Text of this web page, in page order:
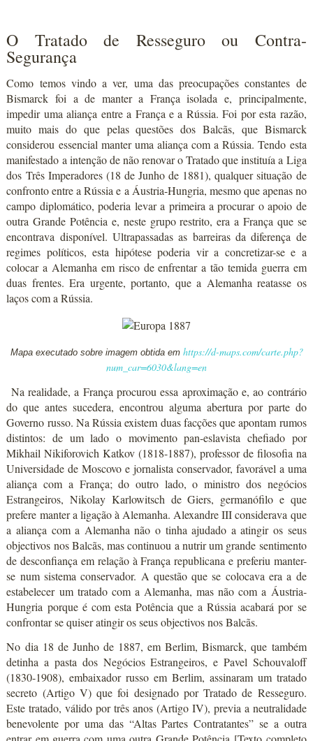
O Tratado de Resseguro ou Contra-
Segurança
Como temos vindo a ver, uma das preocupações constantes de
Bismarck foi a de manter a França isolada e, principalmente,
impedir uma aliança entre a França e a Rússia. Foi por esta razão,
muito mais do que pelas questões dos Balcãs, que Bismarck
considerou essencial manter uma aliança com a Rússia. Tendo esta
manifestado a intenção de não renovar o Tratado que instituía a Liga
dos Três Imperadores (18 de Junho de 1881), qualquer situação de
confronto entre a Rússia e a Áustria-Hungria, mesmo que apenas no
campo diplomático, poderia levar a primeira a procurar o apoio de
outra Grande Potência e, neste grupo restrito, era a França que se
encontrava disponível. Ultrapassadas as barreiras da diferença de
regimes políticos, esta hipótese poderia vir a concretizar-se e a
colocar a Alemanha em risco de enfrentar a tão temida guerra em
duas frentes. Era urgente, portanto, que a Alemanha reatasse os
laços com a Rússia.
Mapa executado sobre imagem obtida em https://d-maps.com/carte.php?
num_car=6030&lang=en
Na realidade, a França procurou essa aproximação e, ao contrário
do que antes sucedera, encontrou alguma abertura por parte do
Governo russo. Na Rússia existem duas facções que apontam rumos
distintos: de um lado o movimento pan-eslavista chefiado por
Mikhail Nikiforovich Katkov (1818-1887), professor de filosofia na
Universidade de Moscovo e jornalista conservador, favorável a uma
aliança com a França; do outro lado, o ministro dos negócios
Estrangeiros, Nikolay Karlowitsch de Giers, germanófilo e que
prefere manter a ligação à Alemanha. Alexandre III considerava que
a aliança com a Alemanha não o tinha ajudado a atingir os seus
objectivos nos Balcãs, mas continuou a nutrir um grande sentimento
de desconfiança em relação à França republicana e preferiu manter-
se num sistema conservador. A questão que se colocava era a de
estabelecer um tratado com a Alemanha, mas não com a Áustria-
Hungria porque é com esta Potência que a Rússia acabará por se
confrontar se quiser atingir os seus objectivos nos Balcãs.
No dia 18 de Junho de 1887, em Berlim, Bismarck, que também
detinha a pasta dos Negócios Estrangeiros, e Pavel Schouvaloff
(1830-1908), embaixador russo em Berlim, assinaram um tratado
secreto (Artigo V) que foi designado por Tratado de Resseguro.
Este tratado, válido por três anos (Artigo IV), previa a neutralidade
benevolente por uma das “Altas Partes Contratantes” se a outra